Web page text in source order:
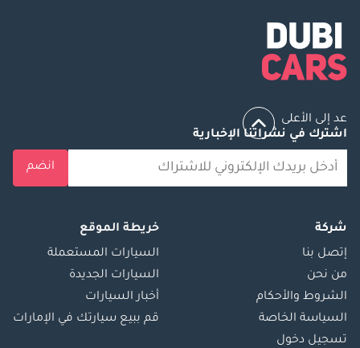
عد إلى الأعلى
اشترك في نشراتنا الإخبارية
انضم
شركة
إتصل بنا
من نحن
الشروط والأحكام
السياسة الخاصة
تسجيل دخول
خريطة الموقع
السيارات المستعملة
السيارات الجديدة
أخبار السيارات
قم ببيع سيارتك في الإمارات